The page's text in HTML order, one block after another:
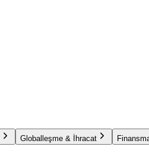
Globalleşme & İhracat